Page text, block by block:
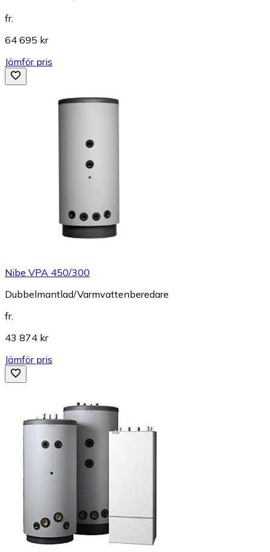
fr.
64 695 kr
Jämför pris
Nibe VPA 450/300
Dubbelmantlad/Varmvattenberedare
fr.
43 874 kr
Jämför pris